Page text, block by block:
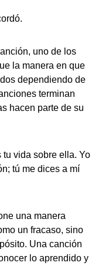
uno de los
la manera en que
dependiendo de
terminan
hacen parte de su
tu vida sobre ella. Yo
tú me dices a mí
una manera
un fracaso, sino
Una canción
lo aprendido y